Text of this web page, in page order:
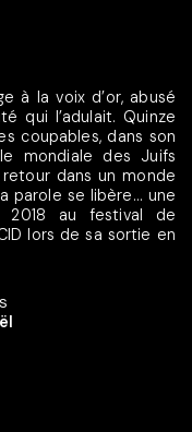
à la voix d’or, abusé
qui l’adulait. Quinze
coupables, dans son
mondiale des Juifs
dans un monde
parole se libère… une
2018 au festival de
lors de sa sortie en